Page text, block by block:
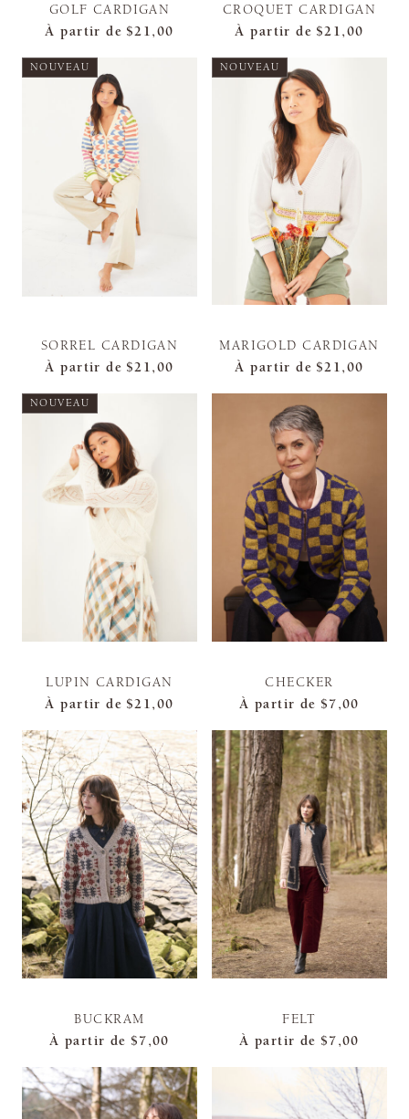
GOLF CARDIGAN
À partir de $21,00
CROQUET CARDIGAN
À partir de $21,00
NOUVEAU
SORREL CARDIGAN
À partir de $21,00
NOUVEAU
MARIGOLD CARDIGAN
À partir de $21,00
NOUVEAU
LUPIN CARDIGAN
À partir de $21,00
CHECKER
À partir de $7,00
BUCKRAM
À partir de $7,00
FELT
À partir de $7,00